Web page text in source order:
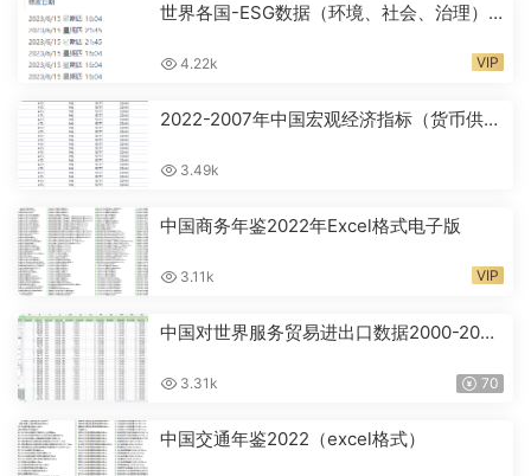
世界各国-ESG数据（环境、社会、治理）
4.22k VIP
2022-2007年中国宏观经济指标（货币供应
3.49k
中国商务年鉴2022年Excel格式电子版
3.11k VIP
中国对世界服务贸易进出口数据2000-2021
3.31k 70
中国交通年鉴2022（excel格式）